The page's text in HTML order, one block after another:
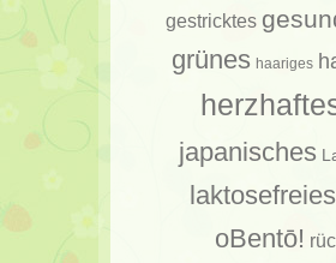
gestricktes
grünes haariges
japanisches
laktosefreies
oBentō!